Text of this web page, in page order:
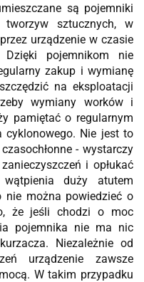
są pojemniki
sztucznych, w
urządzenie w czasie
Dzięki pojemnikom nie
zakup i wymianę
na eksploatacji
wymiany worków i
pamiętać o regularnym
cyklonowego. Nie jest to
- wystarczy
i opłukać
duży atutem
nie można powiedzieć o
że jeśli chodzi o moc
pojemnika nie ma nic
Niezależnie od
urządzenie zawsze
W takim przypadku